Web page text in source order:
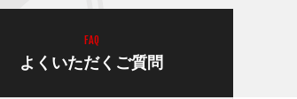
MIKAZE
LED脱臭照明 MKZ-
LSN30
FAQ
よくいただくご質問